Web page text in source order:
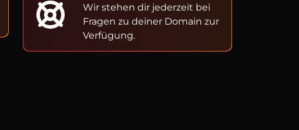
Wir stehen dir jederzeit bei
Fragen zu deiner Domain zur
Verfügung.